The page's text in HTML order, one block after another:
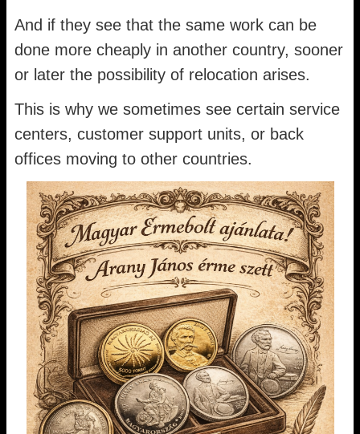
And if they see that the same work can be
done more cheaply in another country, sooner
or later the possibility of relocation arises.
This is why we sometimes see certain service
centers, customer support units, or back
offices moving to other countries.